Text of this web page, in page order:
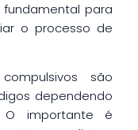
para
o processo de
são
dependendo
O importante é